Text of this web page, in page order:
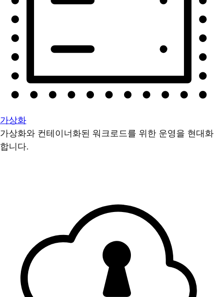
가상화
가상화와 컨테이너화된 워크로드를 위한 운영을 현대화
합니다.